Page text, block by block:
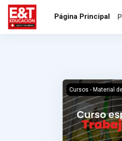
Salta al contenido principal
Página Principal
Curso trabajador
Cursos - Material